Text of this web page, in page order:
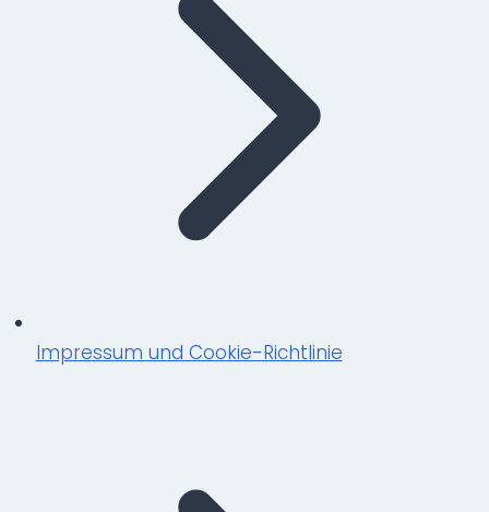
Impressum und Cookie-Richtlinie